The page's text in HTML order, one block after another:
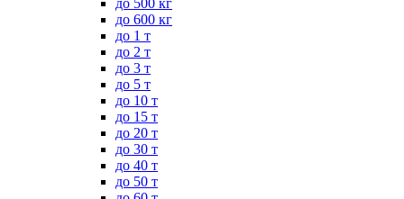
до 500 кг
до 600 кг
до 1 т
до 2 т
до 3 т
до 5 т
до 10 т
до 15 т
до 20 т
до 30 т
до 40 т
до 50 т